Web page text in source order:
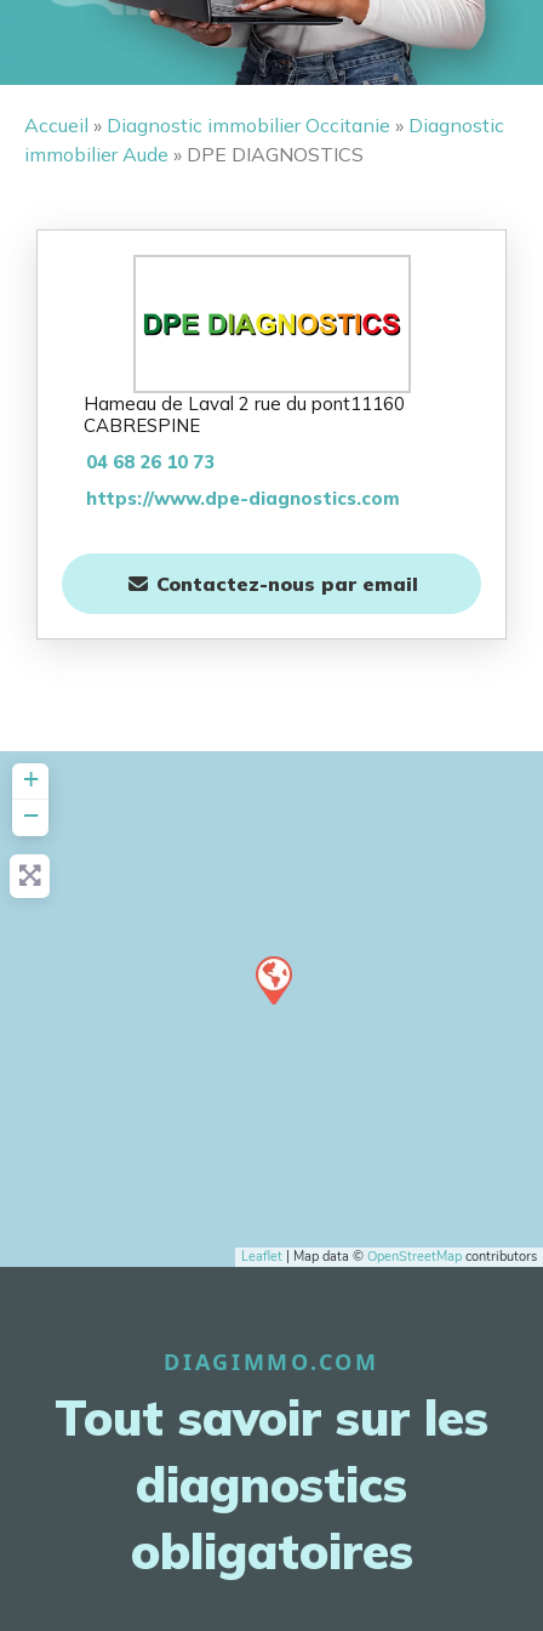
Accueil » Diagnostic immobilier Occitanie » Diagnostic
immobilier Aude » DPE DIAGNOSTICS
Hameau de Laval 2 rue du pont11160
CABRESPINE
04 68 26 10 73
https://www.dpe-diagnostics.com
Contactez-nous par email
+
−
Leaflet | Map data © OpenStreetMap contributors
DIAGIMMO.COM
Tout savoir sur les
diagnostics
obligatoires